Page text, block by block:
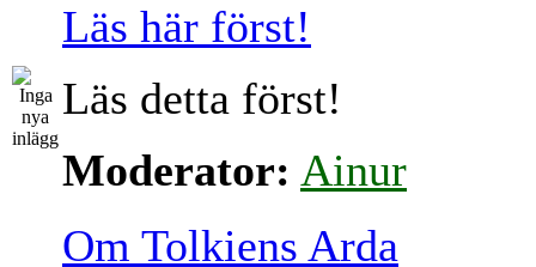
Läs här först!
Läs detta först!
Moderator: Ainur
Om Tolkiens Arda